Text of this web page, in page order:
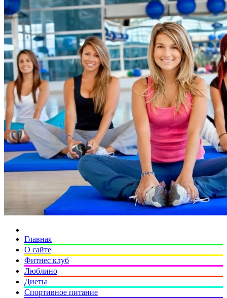
Главная
О сайте
Фитнес клуб
Люблино
Диеты
Спортивное питание